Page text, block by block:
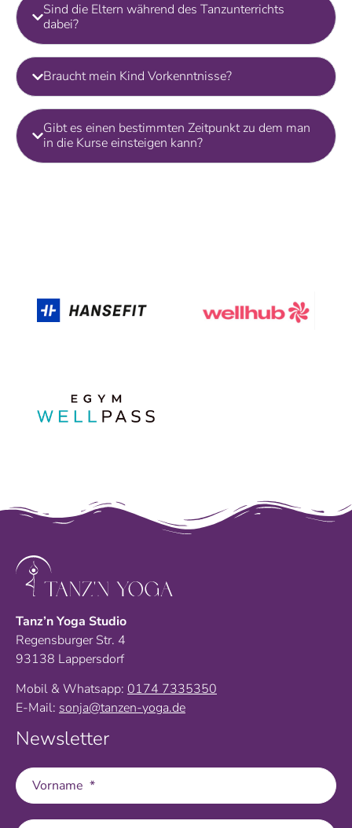
Sind die Eltern während des Tanzunterrichts
dabei?
Braucht mein Kind Vorkenntnisse?
Gibt es einen bestimmten Zeitpunkt zu dem man
in die Kurse einsteigen kann?
Tanz’n Yoga Studio
Regensburger Str. 4
93138 Lappersdorf
Mobil & Whatsapp: 0174 7335350
E-Mail: sonja@tanzen-yoga.de
Newsletter